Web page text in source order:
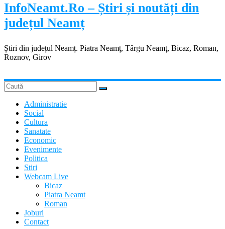
InfoNeamt.Ro – Știri și noutăți din
județul Neamț
Știri din județul Neamț. Piatra Neamț, Târgu Neamț, Bicaz, Roman,
Roznov, Girov
Administratie
Social
Cultura
Sanatate
Economic
Evenimente
Politica
Stiri
Webcam Live
Bicaz
Piatra Neamt
Roman
Joburi
Contact